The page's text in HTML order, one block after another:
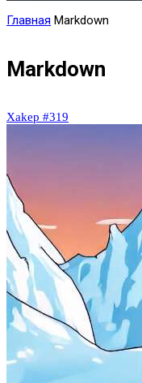
Главная Markdown
Markdown
Xakep #319